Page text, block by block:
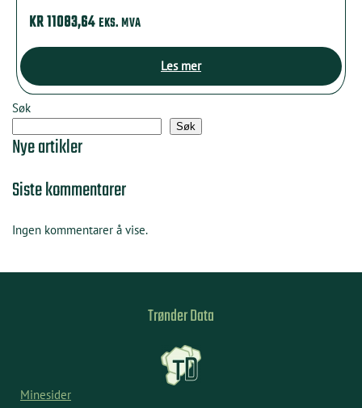
KR11083,64EKS. MVA
Les mer
Søk
Søk
Nye artikler
Siste kommentarer
Ingen kommentarer å vise.
Trønder Data
Minesider